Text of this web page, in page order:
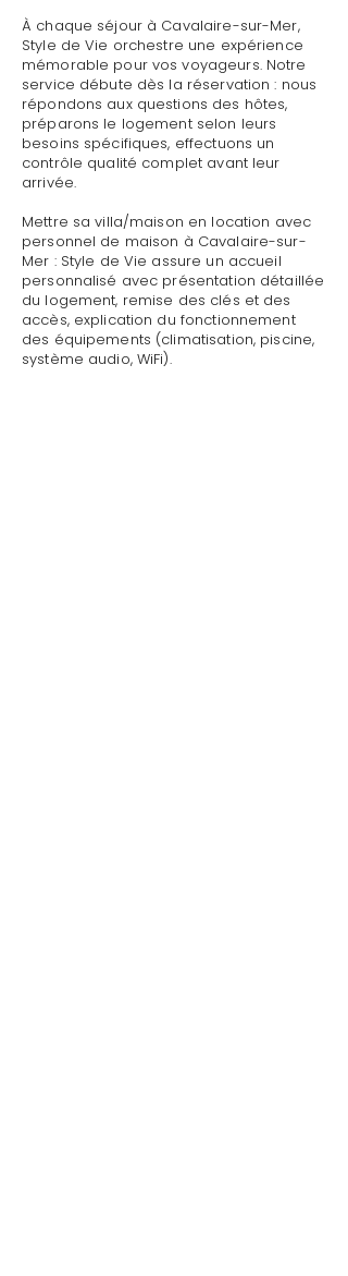
À chaque séjour à Cavalaire-sur-Mer,
Style de Vie orchestre une expérience
mémorable pour vos voyageurs. Notre
service débute dès la réservation : nous
répondons aux questions des hôtes,
préparons le logement selon leurs
besoins spécifiques, effectuons un
contrôle qualité complet avant leur
arrivée.
Mettre sa villa/maison en location avec
personnel de maison à Cavalaire-sur-
Mer : Style de Vie assure un accueil
personnalisé avec présentation détaillée
du logement, remise des clés et des
accès, explication du fonctionnement
des équipements (climatisation, piscine,
système audio, WiFi).